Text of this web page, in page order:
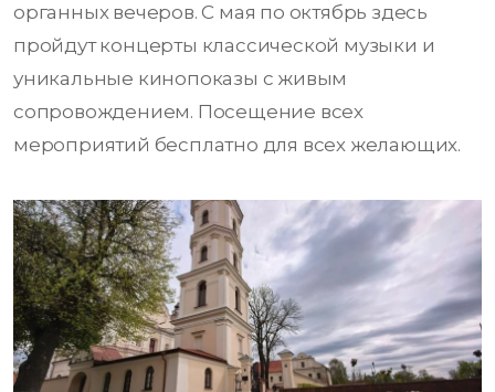
органных вечеров. С мая по октябрь здесь
пройдут концерты классической музыки и
уникальные кинопоказы с живым
сопровождением. Посещение всех
мероприятий бесплатно для всех желающих.